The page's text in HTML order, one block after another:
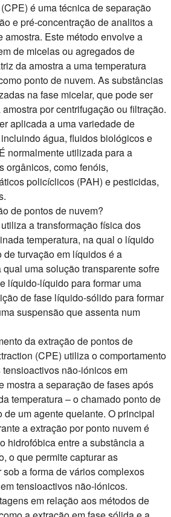
é uma técnica de separação
e pré-concentração de analitos a
amostra. Este método envolve a
de micelas ou agregados de
da amostra a uma temperatura
ponto de nuvem. As substâncias
na fase micelar, que pode ser
por centrifugação ou filtração.
aplicada a uma variedade de
água, fluidos biológicos e
normalmente utilizada para a
orgânicos, como fenóis,
policíclicos (PAH) e pesticidas,
de pontos de nuvem?
utiliza a transformação física dos
temperatura, na qual o líquido
de turvação em líquidos é a
uma solução transparente sofre
líquido-líquido para formar uma
de fase líquido-sólido para formar
suspensão que assenta num
da extração de pontos de
(CPE) utiliza o comportamento
não-iónicos em
mostra a separação de fases após
temperatura – o chamado ponto de
de um agente quelante. O principal
a extração por ponto nuvem é
hidrofóbica entre a substância a
o que permite capturar as
a forma de vários complexos
tensioactivos não-iónicos.
em relação aos métodos de